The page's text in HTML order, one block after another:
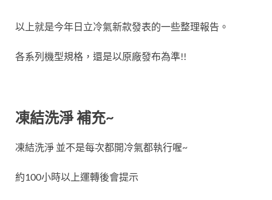
以上就是今年日立冷氣新款發表的一些整理報告。
各系列機型規格，還是以原廠發布為準!!
凍結洗淨 補充~
凍結洗淨 並不是每次都開冷氣都執行喔~
約100小時以上運轉後會提示